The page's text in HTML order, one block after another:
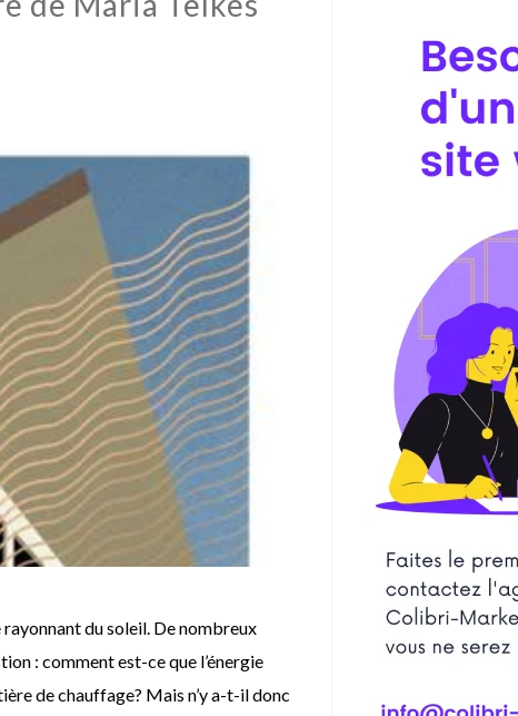
rayonnant du soleil. De nombreux
: comment est-ce que l’énergie
de chauffage? Mais n’y a-t-il donc